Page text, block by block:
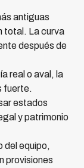
antiguas
total. La curva
después de
real o aval, la
fuerte.
estados
y patrimonio
del equipo,
provisiones